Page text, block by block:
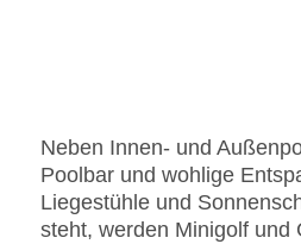
Neben Innen- und
Poolbar und wohlige
Liegestühle und
steht, werden Minigolf und